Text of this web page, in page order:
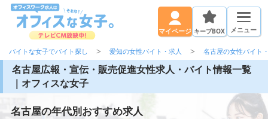
マイページ キープBOX メニュー
バイトな女子でバイト探し 愛知の女性バイト・求人 名古屋の女性バイト
名古屋広報・宣伝・販売促進女性求人・バイト情報一覧
｜オフィスな女子
名古屋の年代別おすすめ求人